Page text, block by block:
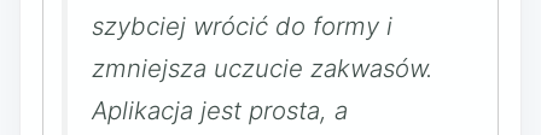
szybciej wrócić do formy i
zmniejsza uczucie zakwasów.
Aplikacja jest prosta, a